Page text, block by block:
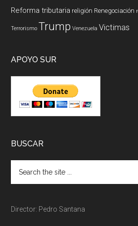
Reforma tributaria religión Renegociación
Terrorismo Trump Venezuela Victimas
APOYO SUR
BUSCAR
Director: Pedro Santana